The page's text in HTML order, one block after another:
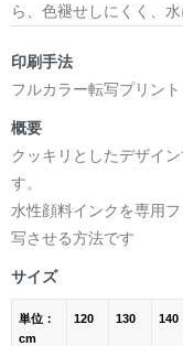
ら、色褪せしにくく、
印刷手法
フルカラー転写プリント
概要
クッキリとしたデザイ
す。
水性顔料インクを専用
写させる方法です
サイズ
単位：
cm
120 130 140